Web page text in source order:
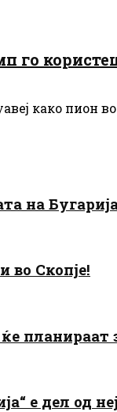
како пион
на
во Скопје!
е дел од